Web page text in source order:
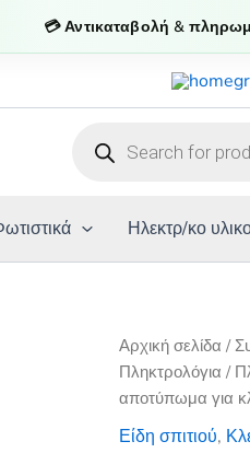
💳 Αντικαταβολή &
search
Ηλεκτρ/κο
Αρχική σελίδα /
Πληκτρολόγια /
αποτύπωμα για
Είδη σπιτιού,